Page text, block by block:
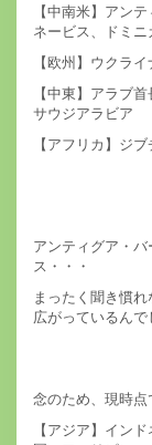
【中南米】アン
ネービス、ドミ
【欧州】ウクラ
【中東】アラブ
サウジアラビア
【アフリカ】ジブ
アンティグア・
ス・・・
まったく聞き慣
広がっているんで
念のため、現時
【アジア】イン